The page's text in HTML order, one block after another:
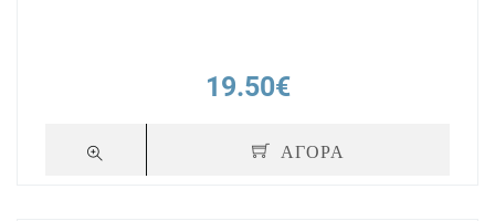
19.50€
ΑΓΟΡΑ